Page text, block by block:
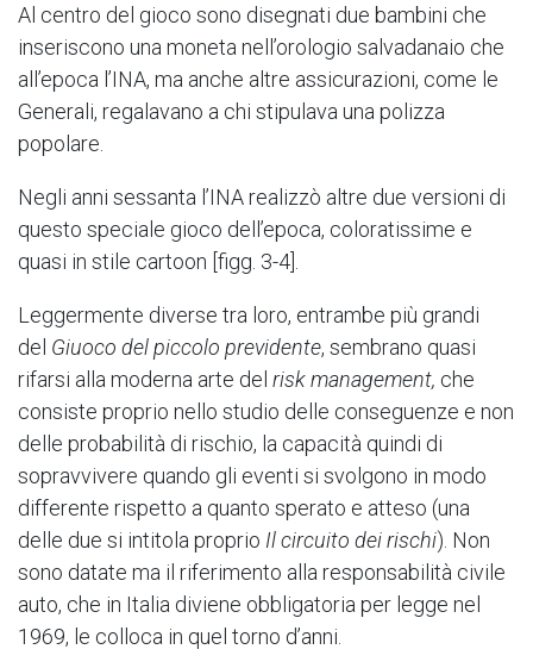
Al centro del gioco sono disegnati due bambini che
inseriscono una moneta nell’orologio salvadanaio che
all’epoca l’INA, ma anche altre assicurazioni, come le
Generali, regalavano a chi stipulava una polizza
popolare.
Negli anni sessanta l’INA realizzò altre due versioni di
questo speciale gioco dell’epoca, coloratissime e
quasi in stile cartoon [figg. 3-4].
Leggermente diverse tra loro, entrambe più grandi
del Giuoco del piccolo previdente, sembrano quasi
rifarsi alla moderna arte del risk management, che
consiste proprio nello studio delle conseguenze e non
delle probabilità di rischio, la capacità quindi di
sopravvivere quando gli eventi si svolgono in modo
differente rispetto a quanto sperato e atteso (una
delle due si intitola proprio Il circuito dei rischi). Non
sono datate ma il riferimento alla responsabilità civile
auto, che in Italia diviene obbligatoria per legge nel
1969, le colloca in quel torno d’anni.